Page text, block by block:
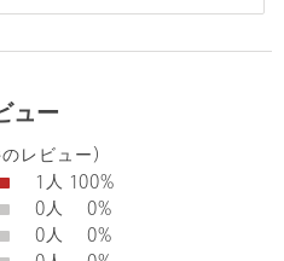
リント配色ロゴ)と新ロゴデザ
ご交換の際も、ご注文時同様に
、「洗濯表示」がございます
さい。
ソコンなどの閲覧環境によ
ュー
レビュー)
1人 100%
0人
0%
0人
0%